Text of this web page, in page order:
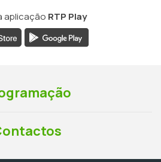
aplicação RTP Play